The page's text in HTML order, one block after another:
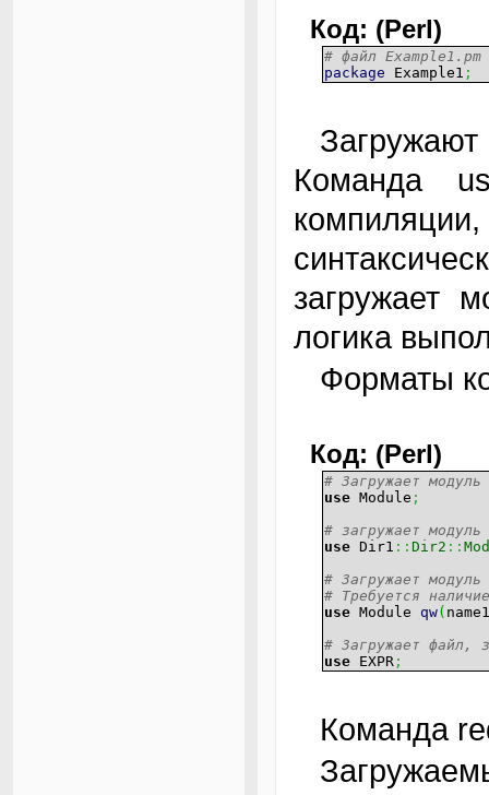
Код: (Perl)
# файл Example1.pm
package Example1 ;
Загружают модуль командами use и require.
Команда
загружает
логика
Форматы
Код: (Perl)
# Загружает модуль
use Module ;
# загружает
use Dir1 :: Dir2 ::
# Загружает
# Требуется
use Module qw(
# Загружает файл,
use EXPR ;
Команда
Загружаемые файлы ищутся в директориях,